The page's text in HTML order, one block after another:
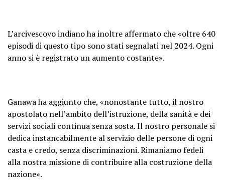
L’arcivescovo indiano ha inoltre affermato che «oltre 640
episodi di questo tipo sono stati segnalati nel 2024. Ogni
anno si è registrato un aumento costante».
Ganawa ha aggiunto che, «nonostante tutto, il nostro
apostolato nell’ambito dell’istruzione, della sanità e dei
servizi sociali continua senza sosta. Il nostro personale si
dedica instancabilmente al servizio delle persone di ogni
casta e credo, senza discriminazioni. Rimaniamo fedeli
alla nostra missione di contribuire alla costruzione della
nazione».